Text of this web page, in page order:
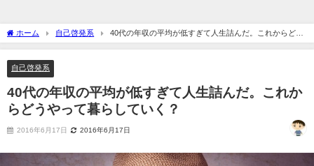
ホーム 自己啓発系
40代の年収の平均が低すぎて人生詰んだ。これからどう
やって暮らしていく？
自己啓発系
40代の年収の平均が低すぎて人生詰んだ。これか
らどうやって暮らしていく？
2016年6月17日 2016年6月17日